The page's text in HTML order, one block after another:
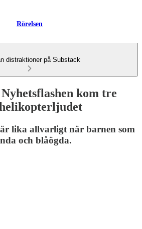
Rörelsen
distraktioner på Substack
kom tre
lika allvarligt när barnen som
och blåögda.